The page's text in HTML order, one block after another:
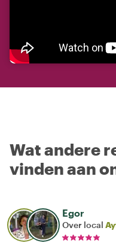
Wat andere
vinden aan
Egor
Over local